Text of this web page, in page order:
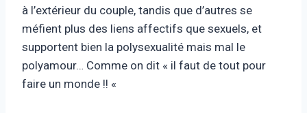
à l’extérieur du couple, tandis que d’autres se
méfient plus des liens affectifs que sexuels, et
supportent bien la polysexualité mais mal le
polyamour… Comme on dit « il faut de tout pour
faire un monde !! «